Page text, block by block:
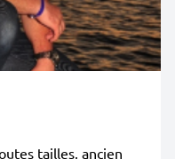
tailles, ancien